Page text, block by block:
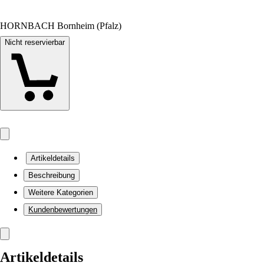
HORNBACH Bornheim (Pfalz)
Nicht reservierbar
Artikeldetails
Beschreibung
Weitere Kategorien
Kundenbewertungen
Artikeldetails